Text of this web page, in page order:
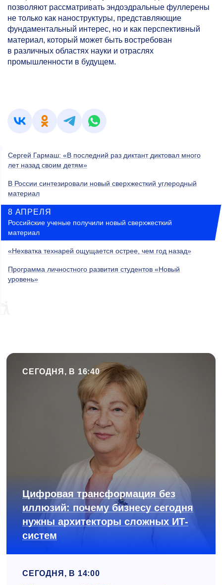
позволяют рассматривать эндоэдральные фуллерены
не только как наноструктуры, представляющие
фундаментальный интерес, но и как перспективный
материал, который может быть востребован
в различных областях науки и отраслях
промышленности в будущем.
Сергей Гармаш: «В последний раз диктант диктовал много
лет назад своим детям»
В России синтезировали новый сверхжесткий углеродный
материал
8 АПРЕЛЯ
Российские ученые получили новый сверхжесткий
материал
«Нехватка технарей ощущается острее, чем год назад»
Программа личностного развития студентов «Новый
уровень»
СЕГОДНЯ, В 16:40
Цифровая трансформация без
иллюзий: почему бизнесу сегодня
нужны архитекторы сложных ИТ-
систем
СЕГОДНЯ, В 14:00